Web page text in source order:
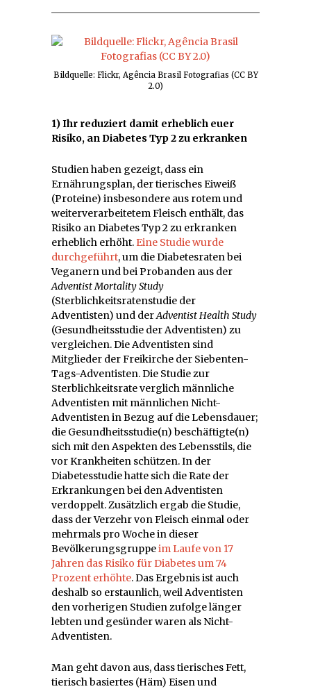
Bildquelle: Flickr, Agência Brasil Fotografias (CC BY
2.0)
1) Ihr reduziert damit erheblich euer
Risiko, an Diabetes Typ 2 zu erkranken
Studien haben gezeigt, dass ein
Ernährungsplan, der tierisches Eiweiß
(Proteine) insbesondere aus rotem und
weiterverarbeitetem Fleisch enthält, das
Risiko an Diabetes Typ 2 zu erkranken
erheblich erhöht. Eine Studie wurde
durchgeführt, um die Diabetesraten bei
Veganern und bei Probanden aus der
Adventist Mortality Study
(Sterblichkeitsratenstudie der
Adventisten) und derAdventist Health Study
(Gesundheitsstudie der Adventisten) zu
vergleichen. Die Adventisten sind
Mitglieder der Freikirche der Siebenten-
Tags-Adventisten. Die Studie zur
Sterblichkeitsrate verglich männliche
Adventisten mit männlichen Nicht-
Adventisten in Bezug auf die Lebensdauer;
die Gesundheitsstudie(n) beschäftigte(n)
sich mit den Aspekten des Lebensstils, die
vor Krankheiten schützen. In der
Diabetesstudie hatte sich die Rate der
Erkrankungen bei den Adventisten
verdoppelt. Zusätzlich ergab die Studie,
dass der Verzehr von Fleisch einmal oder
mehrmals pro Woche in dieser
Bevölkerungsgruppeim Laufe von 17
Jahren das Risiko für Diabetes um 74
Prozent erhöhte. Das Ergebnis ist auch
deshalb so erstaunlich, weil Adventisten
den vorherigen Studien zufolge länger
lebten und gesünder waren als Nicht-
Adventisten.
Man geht davon aus, dass tierisches Fett,
tierisch basiertes (Häm) Eisen und